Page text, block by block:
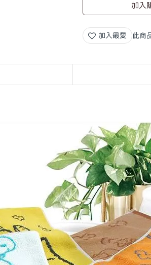
加入
加入最愛 此商